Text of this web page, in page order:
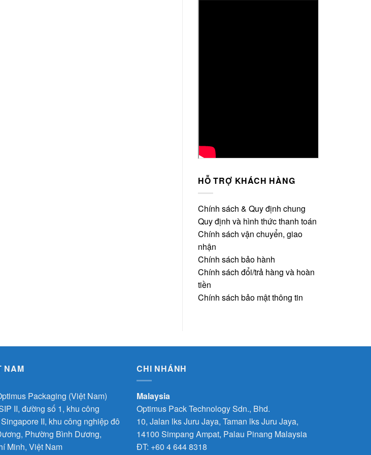
HỖ TRỢ KHÁCH HÀNG
Chính sách & Quy định chung
Quy định và hình thức thanh toán
Chính sách vận chuyển, giao
nhận
Chính sách bảo hành
Chính sách đổi/trả hàng và hoàn
tiền
Chính sách bảo mật thông tin
NAM
Packaging (Việt Nam)
II, đường số 1, khu công
II, khu công nghiệp đô
Phường Bình Dương,
Minh, Việt Nam
CHI NHÁNH
Malaysia
Optimus Pack Technology Sdn., Bhd.
10, Jalan lks Juru Jaya, Taman lks Juru Jaya,
14100 Simpang Ampat, Palau Pinang Malaysia
ĐT: +60 4 644 8318